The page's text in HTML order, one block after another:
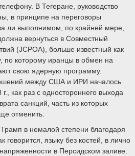
В Тегеране, руководство
в принципе на переговоры
ли выполнимом, по крайней мере,
вернуться в Совместный
(JCPOA), больше известный как
по которому иранцы в обмен на
свою ядерную программу.
между США и ИРИ началось
как раз с одностороннего выхода
санкций, часть из которых
отменить.
в немалой степени благодаря
говорится, языку без костей, в лично
в Персидском заливе.